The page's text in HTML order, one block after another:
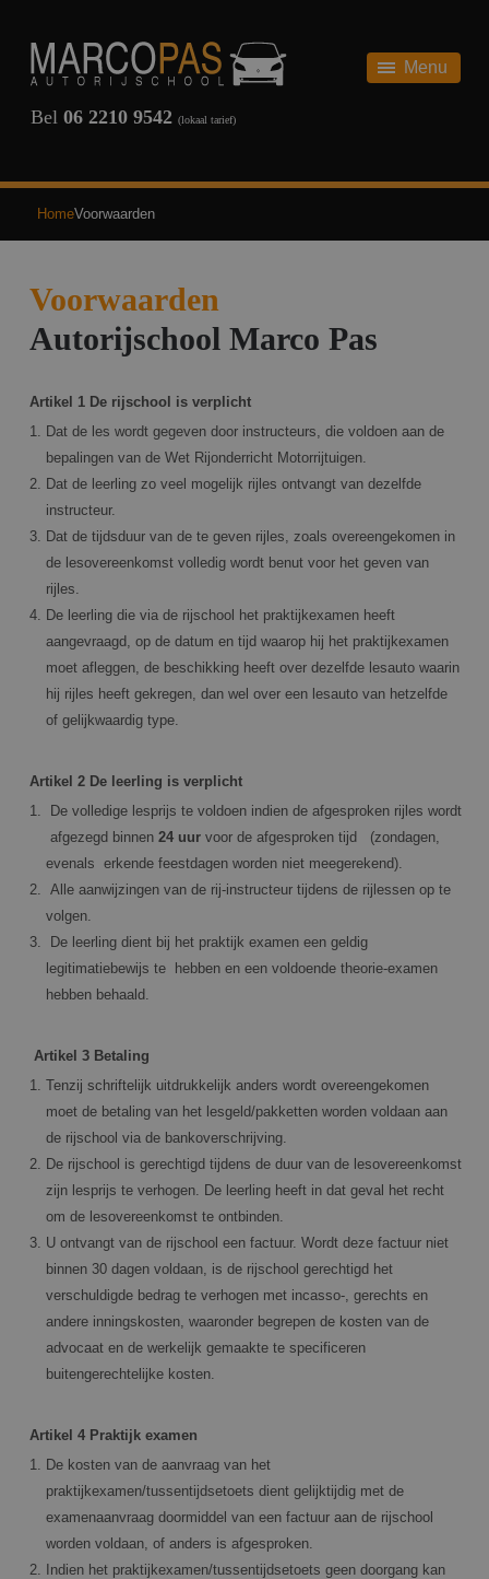
AUTORIJBEWIJS
THEORIE
AUTOMAAT
ONZE TARIEVEN
OVER ONS
INSCHRIJVEN
Bel 06 2210 9542 (lokaal tarief)
Menu
HomeVoorwaarden
Voorwaarden
Autorijschool Marco Pas
Artikel 1 De rijschool is verplicht
Dat de les wordt gegeven door instructeurs, die voldoen aan de
bepalingen van de Wet Rijonderricht Motorrijtuigen.
Dat de leerling zo veel mogelijk rijles ontvangt van dezelfde
instructeur.
Dat de tijdsduur van de te geven rijles, zoals overeengekomen in
de lesovereenkomst volledig wordt benut voor het geven van
rijles.
De leerling die via de rijschool het praktijkexamen heeft
aangevraagd, op de datum en tijd waarop hij het praktijkexamen
moet afleggen, de beschikking heeft over dezelfde lesauto waarin
hij rijles heeft gekregen, dan wel over een lesauto van hetzelfde
of gelijkwaardig type.
Artikel 2 De leerling is verplicht
De volledige lesprijs te voldoen indien de afgesproken rijles wordt
afgezegd binnen 24 uur voor de afgesproken tijd (zondagen,
evenals erkende feestdagen worden niet meegerekend).
Alle aanwijzingen van de rij-instructeur tijdens de rijlessen op te
volgen.
De leerling dient bij het praktijk examen een geldig
legitimatiebewijs te hebben en een voldoende theorie-examen
hebben behaald.
Artikel 3 Betaling
Tenzij schriftelijk uitdrukkelijk anders wordt overeengekomen
moet de betaling van het lesgeld/pakketten worden voldaan aan
de rijschool via de bankoverschrijving.
De rijschool is gerechtigd tijdens de duur van de lesovereenkomst
zijn lesprijs te verhogen. De leerling heeft in dat geval het recht
om de lesovereenkomst te ontbinden.
U ontvangt van de rijschool een factuur. Wordt deze factuur niet
binnen 30 dagen voldaan, is de rijschool gerechtigd het
verschuldigde bedrag te verhogen met incasso-, gerechts en
andere inningskosten, waaronder begrepen de kosten van de
advocaat en de werkelijk gemaakte te specificeren
buitengerechtelijke kosten.
Artikel 4 Praktijk examen
De kosten van de aanvraag van het
praktijkexamen/tussentijdsetoets dient gelijktijdig met de
examenaanvraag doormiddel van een factuur aan de rijschool
worden voldaan, of anders is afgesproken.
Indien het praktijkexamen/tussentijdsetoets geen doorgang kan